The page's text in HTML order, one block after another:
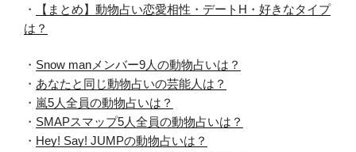
・
【まとめ】動物占い恋愛相性・デートH・好きなタイプ
は？
・ Snow manメンバー9人の動物占いは？
・ あなたと同じ動物占いの芸能人は？
・ 嵐5人全員の動物占いは？
・ SMAPスマップ5人全員の動物占いは？
・ Hey! Say! JUMPの動物占いは？